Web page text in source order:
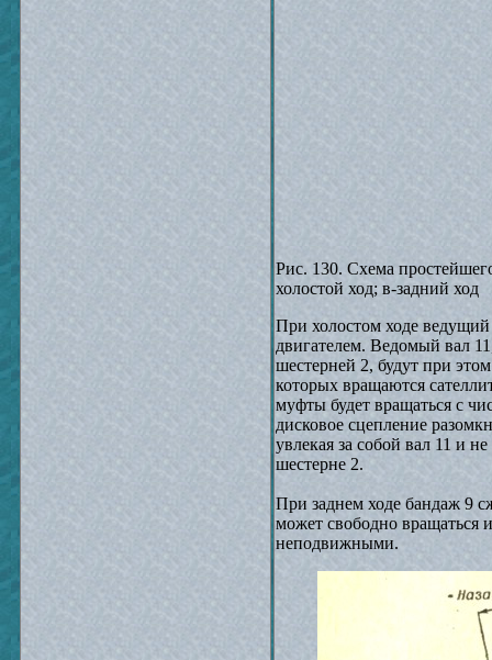
Рис. 130. Схема
холостой ход; в-задний ход
При холостом ходе
двигателем. Ведомый вал
шестерней 2, будут при
которых вращаются
муфты будет вращаться с
дисковое сцепление
увлекая за собой вал 11 и
шестерне 2.
При заднем ходе бандаж 9
может свободно вращаться
неподвижными.